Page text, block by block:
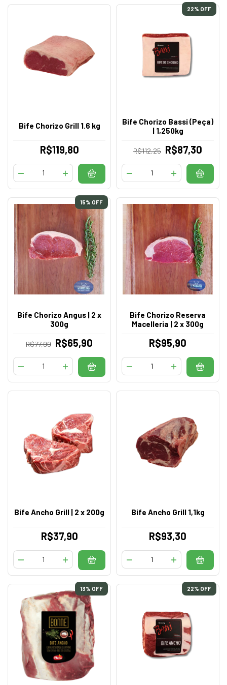
Bife Chorizo Grill 1.6 kg
R$119,80
22% OFF
Bife Chorizo Bassi (Peça)
| 1,250kg
R$112,25 R$87,30
15% OFF
Bife Chorizo Angus | 2 x
300g
R$77,90 R$65,90
Bife Chorizo Reserva
Macelleria | 2 x 300g
R$95,90
Bife Ancho Grill | 2 x 200g
R$37,90
Bife Ancho Grill 1,1kg
R$93,30
13% OFF 22% OFF